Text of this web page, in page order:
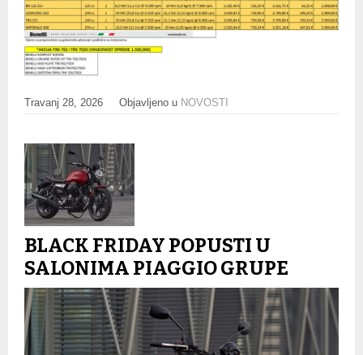
Travanj 28, 2026 Objavljeno u NOVOSTI
BLACK FRIDAY POPUSTI U
SALONIMA PIAGGIO GRUPE